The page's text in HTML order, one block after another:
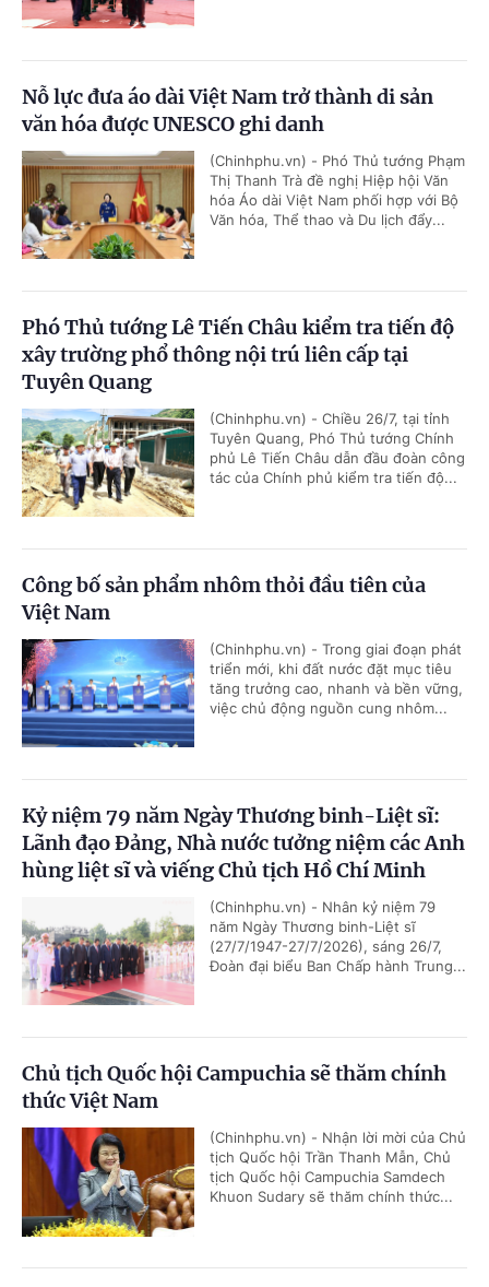
Nỗ lực đưa áo dài Việt Nam trở thành di sản
văn hóa được UNESCO ghi danh
(Chinhphu.vn) - Phó Thủ tướng Phạm
Thị Thanh Trà đề nghị Hiệp hội Văn
hóa Áo dài Việt Nam phối hợp với Bộ
Văn hóa, Thể thao và Du lịch đẩy...
Phó Thủ tướng Lê Tiến Châu kiểm tra tiến độ
xây trường phổ thông nội trú liên cấp tại
Tuyên Quang
(Chinhphu.vn) - Chiều 26/7, tại tỉnh
Tuyên Quang, Phó Thủ tướng Chính
phủ Lê Tiến Châu dẫn đầu đoàn công
tác của Chính phủ kiểm tra tiến độ...
Công bố sản phẩm nhôm thỏi đầu tiên của
Việt Nam
(Chinhphu.vn) - Trong giai đoạn phát
triển mới, khi đất nước đặt mục tiêu
tăng trưởng cao, nhanh và bền vững,
việc chủ động nguồn cung nhôm...
Kỷ niệm 79 năm Ngày Thương binh-Liệt sĩ:
Lãnh đạo Đảng, Nhà nước tưởng niệm các Anh
hùng liệt sĩ và viếng Chủ tịch Hồ Chí Minh
(Chinhphu.vn) - Nhân kỷ niệm 79
năm Ngày Thương binh-Liệt sĩ
(27/7/1947-27/7/2026), sáng 26/7,
Đoàn đại biểu Ban Chấp hành Trung...
Chủ tịch Quốc hội Campuchia sẽ thăm chính
thức Việt Nam
(Chinhphu.vn) - Nhận lời mời của Chủ
tịch Quốc hội Trần Thanh Mẫn, Chủ
tịch Quốc hội Campuchia Samdech
Khuon Sudary sẽ thăm chính thức...